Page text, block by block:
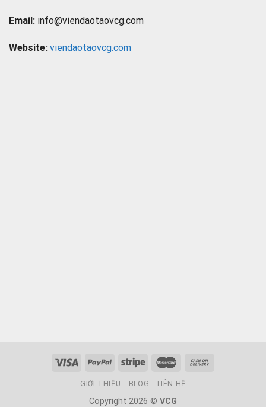
Email: info@viendaotaovcg.com
Website: viendaotaovcg.com
GIỚI THIỆU BLOG LIÊN HỆ
Copyright 2026 © VCG